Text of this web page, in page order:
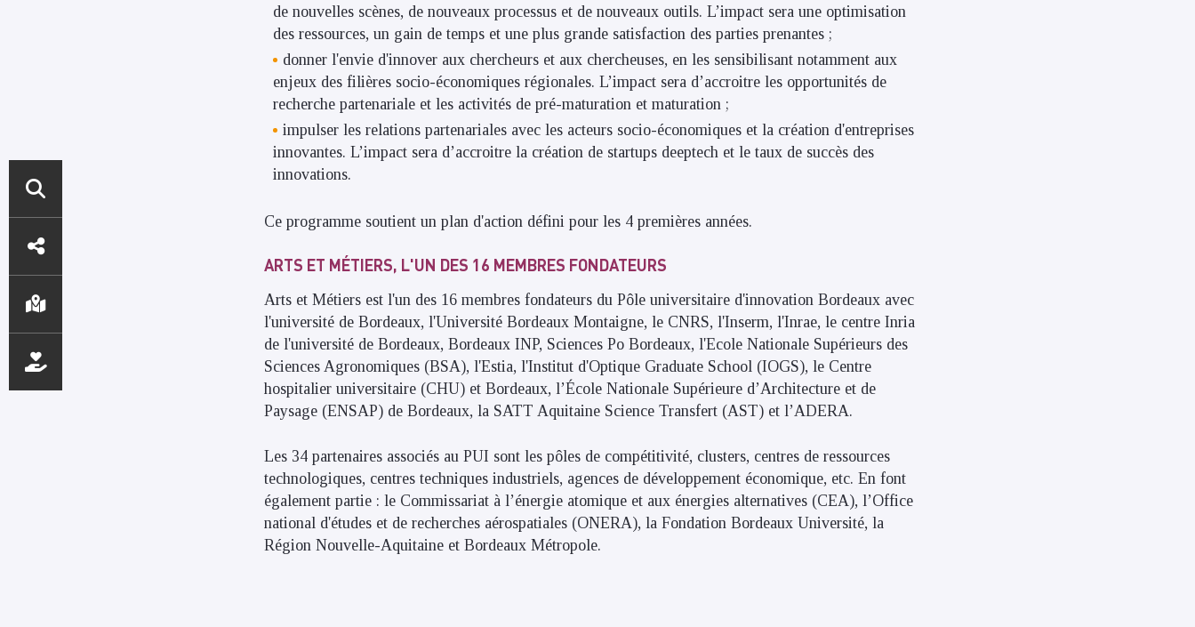
ACCÈS
DIRECTS
de nouvelles scènes, de nouveaux processus et de nouveaux outils. L’impact sera une optimisation
des ressources, un gain de temps et une plus grande satisfaction des parties prenantes ;
donner l'envie d'innover aux chercheurs et aux chercheuses, en les sensibilisant notamment aux
enjeux des filières socio-économiques régionales. L’impact sera d’accroitre les opportunités de
recherche partenariale et les activités de pré-maturation et maturation ;
impulser les relations partenariales avec les acteurs socio-économiques et la création d'entreprises
innovantes. L’impact sera d’accroitre la création de startups deeptech et le taux de succès des
innovations.
Ce programme soutient un plan d'action défini pour les 4 premières années.
ARTS ET MÉTIERS, L'UN DES 16 MEMBRES FONDATEURS
Arts et Métiers est l'un des 16 membres fondateurs du Pôle universitaire d'innovation Bordeaux avec
l'université de Bordeaux, l'Université Bordeaux Montaigne, le CNRS, l'Inserm, l'Inrae, le centre Inria
de l'université de Bordeaux, Bordeaux INP, Sciences Po Bordeaux, l'Ecole Nationale Supérieurs des
Sciences Agronomiques (BSA), l'Estia, l'Institut d'Optique Graduate School (IOGS), le Centre
hospitalier universitaire (CHU) et Bordeaux, l’École Nationale Supérieure d’Architecture et de
Paysage (ENSAP) de Bordeaux, la SATT Aquitaine Science Transfert (AST) et l’ADERA.
Les 34 partenaires associés au PUI sont les pôles de compétitivité, clusters, centres de ressources
technologiques, centres techniques industriels, agences de développement économique, etc. En font
également partie : le Commissariat à l’énergie atomique et aux énergies alternatives (CEA), l’Office
national d'études et de recherches aérospatiales (ONERA), la Fondation Bordeaux Université, la
Région Nouvelle-Aquitaine et Bordeaux Métropole.